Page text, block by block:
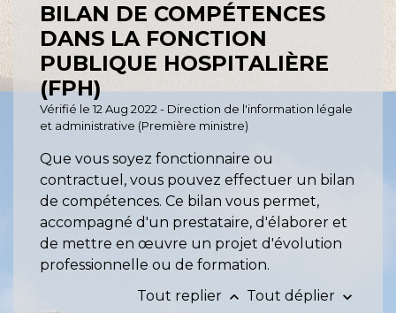
BILAN DE COMPÉTENCES
DANS LA FONCTION
PUBLIQUE HOSPITALIÈRE
(FPH)
Vérifié le 12 Aug 2022 - Direction de l'information légale
et administrative (Première ministre)
Que vous soyez fonctionnaire ou
contractuel, vous pouvez effectuer un bilan
de compétences. Ce bilan vous permet,
accompagné d'un prestataire, d'élaborer et
de mettre en œuvre un projet d'évolution
professionnelle ou de formation.
Tout replier keyboard_arrow_up Tout déplier keyboard_arrow_down